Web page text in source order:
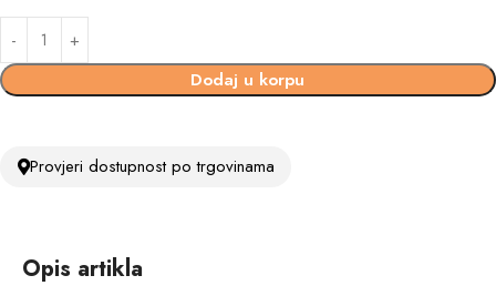
Dodaj u korpu
Provjeri dostupnost po trgovinama
Opis artikla